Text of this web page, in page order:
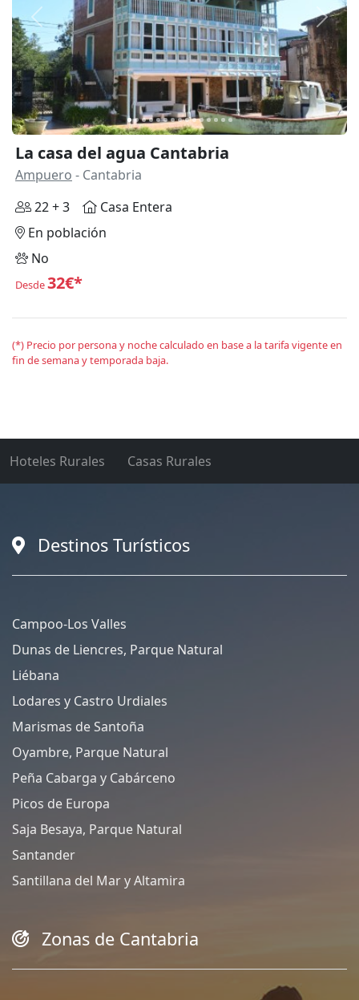
Anterior
La casa del agua Cantabria
Ampuero - Cantabria
22 + 3
Casa Entera
En población
No
Desde32€*
(*) Precio por persona y noche calculado en base a la tarifa vigente en
fin de semana y temporada baja.
Hoteles Rurales Casas Rurales
Destinos Turísticos
Campoo-Los Valles
Dunas de Liencres, Parque Natural
Liébana
Lodares y Castro Urdiales
Marismas de Santoña
Oyambre, Parque Natural
Peña Cabarga y Cabárceno
Picos de Europa
Saja Besaya, Parque Natural
Santander
Santillana del Mar y Altamira
Zonas de Cantabria